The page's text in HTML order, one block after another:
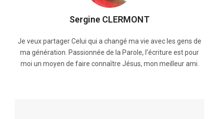
Sergine CLERMONT
Je veux partager Celui qui a changé ma vie avec les gens de
ma génération. Passionnée de la Parole, l’écriture est pour
moi un moyen de faire connaître Jésus, mon meilleur ami.